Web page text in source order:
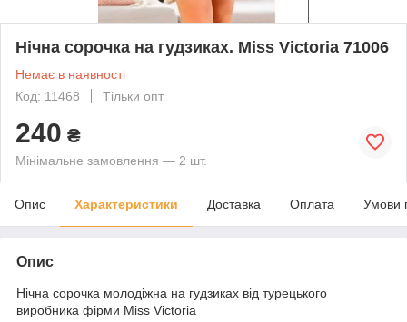
Нічна сорочка на гудзиках. Miss Victoria 71006
Немає в наявності
Код: 11468
Тільки опт
240 ₴
Мінімальне замовлення — 2 шт.
Опис Характеристики Доставка Оплата Умови
Опис
Нічна сорочка молодіжна на гудзиках від турецького
виробника фірми Miss Victoria